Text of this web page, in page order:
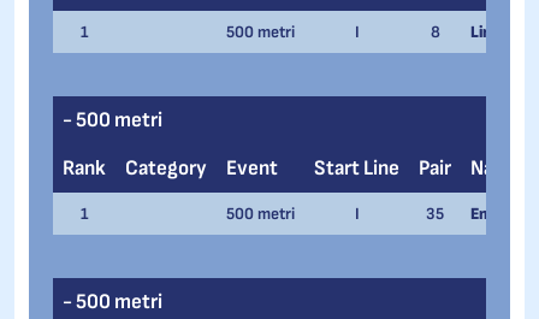
1 500 metri I 8 Linda
- 500 metri
Rank
Category Event Start Line Pair Name
1 500 metri I 35 Enrico
- 500 metri